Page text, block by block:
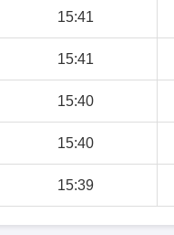
15:41
15:41
15:40
15:40
15:39